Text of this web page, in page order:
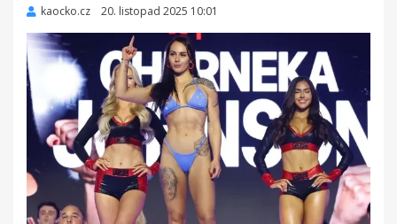
kaocko.cz
Zveřejněno
20. listopad 2025 10:01